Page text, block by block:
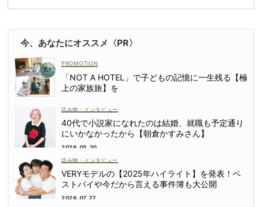
今、あなたにオススメ〈PR〉
「NOT A HOTEL」で子どもの記憶に一生残る【極
上の家族旅】を
読み物・インタビュー
40代で小説家になれたのは結婚、就職も予定通り
にいかなかったから【朝倉かすみさん】
2026.05.30
読み物・インタビュー
VERYモデルの【2025年ハイライト】を発表！ベ
ストバイや今だから言える事件簿も大公開
2026.07.27